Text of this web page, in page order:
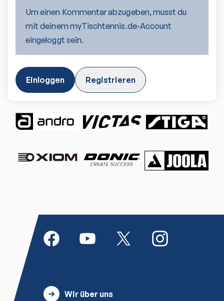
Um einen Kommentar abzugeben, musst du
mit deinem myTischtennis.de-Account
eingeloggt sein.
Einloggen Registrieren
Wir über uns